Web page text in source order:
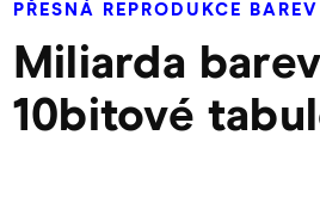
PŘESNÁ REPRODUKCE BAREV
Miliarda
10bitové